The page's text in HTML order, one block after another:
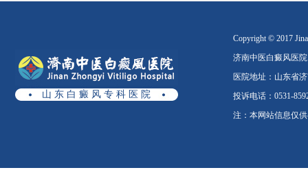
山 东 白 癜 风 专 科 医 院
Copyright © 2017
济南中医白癜风医
医院地址：山东省
投诉电话：0531-
注：本网站信息仅